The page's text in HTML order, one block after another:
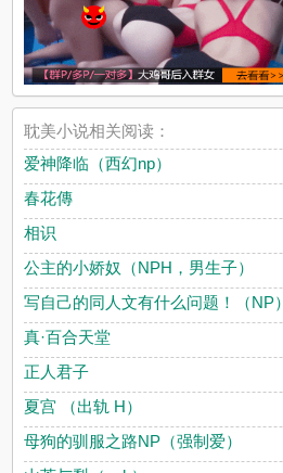
耽美小说相关阅读：
爱神降临（西幻np）
春花傳
相识
公主的小娇奴（NPH，男生子）
写自己的同人文有什么问题！（NP）
真·百合天堂
正人君子
夏宫 （出轨 H）
母狗的驯服之路NP（强制爱）